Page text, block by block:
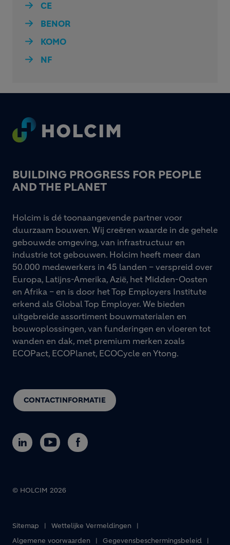
CE
BENOR
KOMO
NF
Footer
BUILDING PROGRESS FOR PEOPLE
AND THE PLANET
CONTACTINFORMATIE
Holcim is dé toonaangevende partner voor
duurzaam bouwen. Wij creëren waarde in de gehele
gebouwde omgeving, van infrastructuur en
industrie tot gebouwen. Holcim heeft meer dan
50.000 medewerkers in 45 landen – verspreid over
Europa, Latijns-Amerika, Azië, het Midden-Oosten
en Afrika – en is door het Top Employers Institute
erkend als Global Top Employer. We bieden
uitgebreide assortiment bouwmaterialen en
bouwoplossingen, van funderingen en vloeren tot
wanden en dak, met premium merken zoals
ECOPact, ECOPlanet, ECOCycle en Ytong.
Footer bottom
© HOLCIM 2026
Sitemap
Wettelijke Vermeldingen
Algemene voorwaarden
Gegevensbeschermingsbeleid